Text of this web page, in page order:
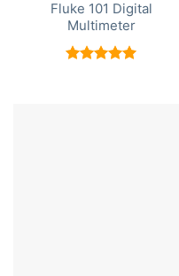
Fluke 101 Digital
Multimeter